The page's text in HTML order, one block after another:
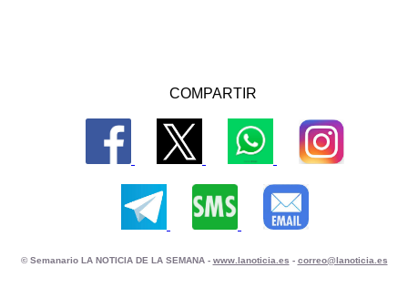
COMPARTIR
© Semanario LA NOTICIA DE LA SEMANA - www.lanoticia.es - correo@lanoticia.es